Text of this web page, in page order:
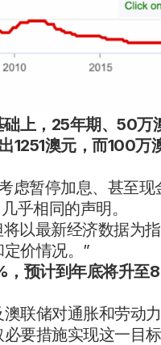
上，25年期、50万
1251澳元，而100万
虑暂停加息、甚至
乎相同的声明。
以最新经济数据为指
价情况。”
，预计到年底将升
联储对通胀和劳动力
要措施实现这一目